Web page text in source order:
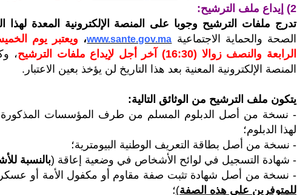
2) إيداع ملف الترشيح:
تدرج ملفات الترشيح وجوبا على المنصة الإلكترونية المعدة لهذا
الصحة والحماية الاجتماعية www.sante.gov.ma،
الرابعة والنصف زوالا (16:30) آخر أجل لإيداع ملفات الترشيح
،
المنصة الإلكترونية المعنية بعد هذا التاريخ لن يؤخذ بعين الاعتبار.
يتكون ملف الترشيح من الوثائق التالية:
- نسخة من أصل الدبلوم المسلم من طرف المؤسسات المذكورة
لهذا الدبلوم؛
- نسخة من أصل بطاقة التعريف الوطنية البيومترية؛
- شهادة التسجيل في لوائح الأشخاص في وضعية إعاقة (بالنسبة
- نسخة من أصل شهادة تثبت صفة مقاوم أو مكفول الأمة أو
للمتوفرين على هذه الصفة)؛